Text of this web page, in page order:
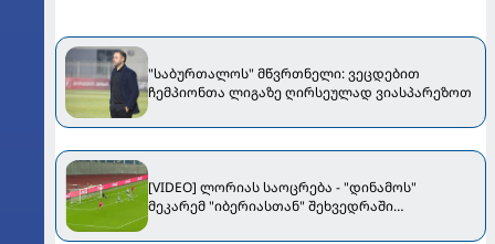
"საბურთალოს" მწვრთნელი: ვეცდებით
ჩემპიონთა ლიგაზე ღირსეულად ვიასპარეზოთ
[VIDEO] ლორიას საოცრება - "დინამოს"
მეკარემ "იბერიასთან" შეხვედრაში